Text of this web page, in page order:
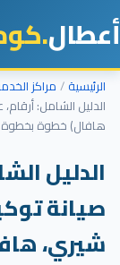
أعطال
الرئيسية
مراكز
الدليل الشامل:
هافال) خطوة بخطوة
الدليل
صيانة
شيري،